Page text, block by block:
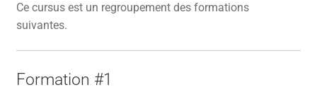
Ce cursus est un regroupement des formations
suivantes.
Formation #1